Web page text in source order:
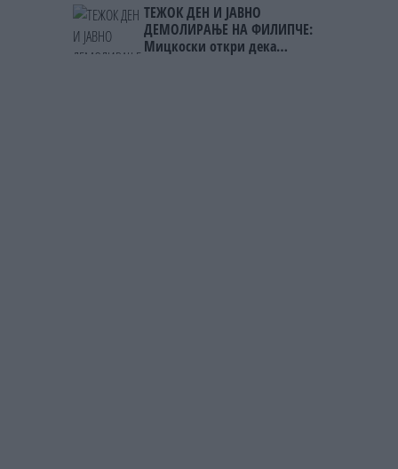
мигрантскиот бран кон Сеута
ТЕЖОК ДЕН И ЈАВНО
ДЕМОЛИРАЊЕ НА ФИЛИПЧЕ:
Мицкоски откри дека